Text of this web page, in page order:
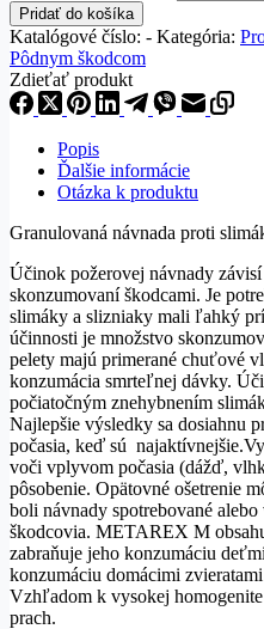
Pridať do košíka
Katalógové číslo: - Kategória:
Pôdnym škodcom
Zdieťať produkt
Popis
Ďalšie informácie
Otázka k produktu
Granulovaná návnada proti
Účinok požerovej návnady
skonzumovaní škodcami. Je
slimáky a slizniaky mali ľahký
účinnosti je množstvo
pelety majú primerané chuťové
konzumácia smrteľnej dávky.
počiatočným znehybnením
Najlepšie výsledky sa dosiahnu
počasia, keď sú
voči vplyvom počasia (dážď,
pôsobenie. Opätovné ošetrenie
boli návnady spotrebované
škodcovia. METAREX M
zabraňuje jeho konzumáciu
konzumáciu domácimi
Vzhľadom k vysokej
prach.